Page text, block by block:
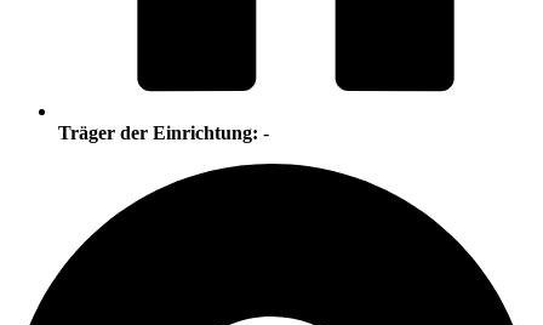
Träger der Einrichtung: -